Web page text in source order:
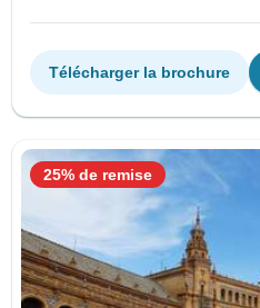
Télécharger la brochure
25% de remise